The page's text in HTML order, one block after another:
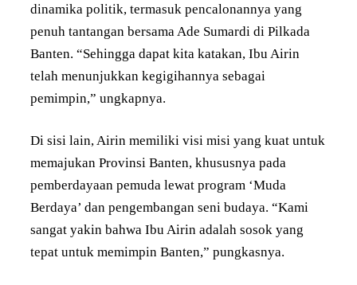
dinamika politik, termasuk pencalonannya yang
penuh tantangan bersama Ade Sumardi di Pilkada
Banten. “Sehingga dapat kita katakan, Ibu Airin
telah menunjukkan kegigihannya sebagai
pemimpin,” ungkapnya.
Di sisi lain, Airin memiliki visi misi yang kuat untuk
memajukan Provinsi Banten, khususnya pada
pemberdayaan pemuda lewat program ‘Muda
Berdaya’ dan pengembangan seni budaya. “Kami
sangat yakin bahwa Ibu Airin adalah sosok yang
tepat untuk memimpin Banten,” pungkasnya.